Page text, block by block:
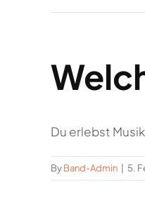
Du erlebst
ByBand-Admin 5.